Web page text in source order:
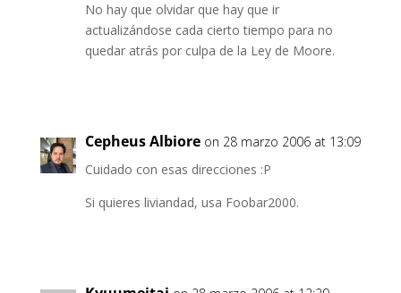
No hay que olvidar que hay que ir
actualizándose cada cierto tiempo para no
quedar atrás por culpa de la Ley de Moore.
Cepheus Albiore on 28 marzo 2006 at 13:09
Cuidado con esas direcciones :P
Si quieres liviandad, usa Foobar2000.